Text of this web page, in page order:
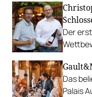
Der
Das
Palais